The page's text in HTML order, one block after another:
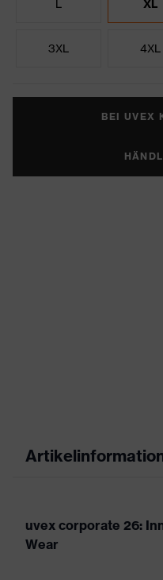
L XL
3XL 4XL
BEI UVEX
uvex corporate 26:
Wear